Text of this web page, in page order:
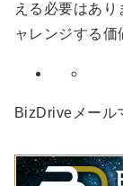
える必要はあ
ャレンジする価
BizDriveメール